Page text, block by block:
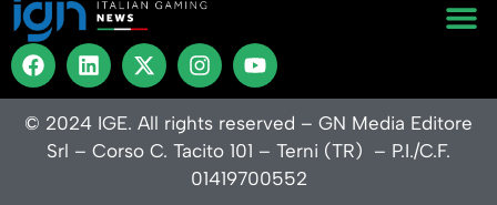
© 2024 IGE. All rights reserved – GN Media Editore
Srl – Corso C. Tacito 101 – Terni (TR) – P.I./C.F.
01419700552